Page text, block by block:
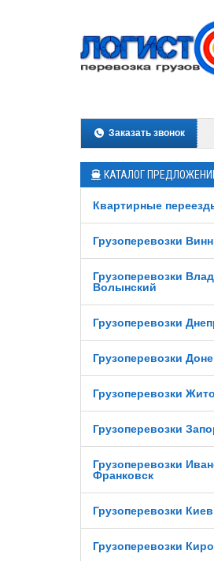
Заказать звонок
КАТАЛОГ
Квартирные
Грузоперевозки
Грузоперевозки
Волынский
Грузоперевозки
Грузоперевозки
Грузоперевозки
Грузоперевозки
Грузоперевозки
Франковск
Грузоперевозки Киев
Грузоперевозки